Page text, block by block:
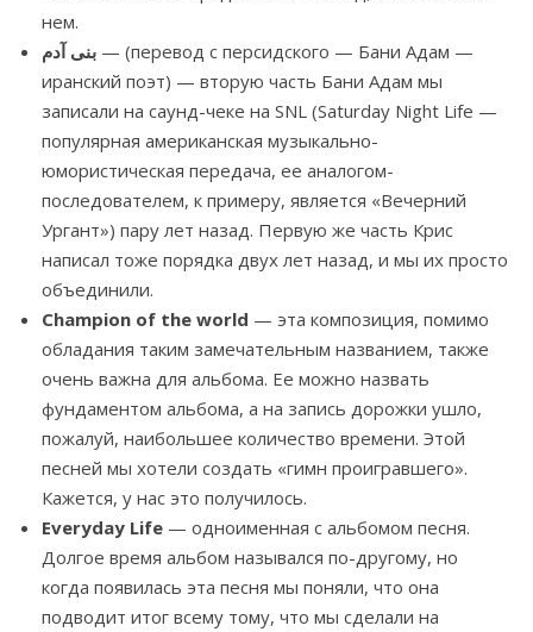
нем.
بنی آدم — (перевод с персидского — Бани Адам —
иранский поэт) — вторую часть Бани Адам мы
записали на саунд-чеке на SNL (Saturday Night Life —
популярная американская музыкально-
юмористическая передача, ее аналогом-
последователем, к примеру, является «Вечерний
Ургант») пару лет назад. Первую же часть Крис
написал тоже порядка двух лет назад, и мы их просто
объединили.
Champion of the world — эта композиция, помимо
обладания таким замечательным названием, также
очень важна для альбома. Ее можно назвать
фундаментом альбома, а на запись дорожки ушло,
пожалуй, наибольшее количество времени. Этой
песней мы хотели создать «гимн проигравшего».
Кажется, у нас это получилось.
Everyday Life — одноименная с альбомом песня.
Долгое время альбом назывался по-другому, но
когда появилась эта песня мы поняли, что она
подводит итог всему тому, что мы сделали на